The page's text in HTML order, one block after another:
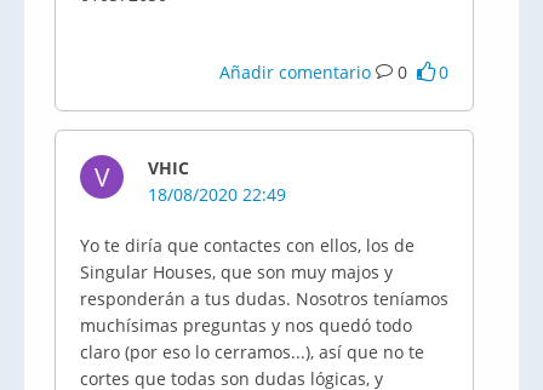
Añadir comentario 0 0
V
VHIC
18/08/2020 22:49
Yo te diría que contactes con ellos, los de
Singular Houses, que son muy majos y
responderán a tus dudas. Nosotros teníamos
muchísimas preguntas y nos quedó todo
claro (por eso lo cerramos...), así que no te
cortes que todas son dudas lógicas, y